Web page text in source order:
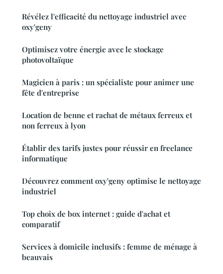
Révélez l'efficacité du nettoyage industriel avec
oxy'geny
Optimisez votre énergie avec le stockage
photovoltaïque
Magicien à paris : un spécialiste pour animer une
fête d'entreprise
Location de benne et rachat de métaux ferreux et
non ferreux à lyon
Établir des tarifs justes pour réussir en freelance
informatique
Découvrez comment oxy'geny optimise le nettoyage
industriel
Top choix de box internet : guide d'achat et
comparatif
Services à domicile inclusifs : femme de ménage à
beauvais